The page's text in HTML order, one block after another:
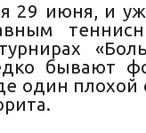
29 июня, и
бывают
один плохой